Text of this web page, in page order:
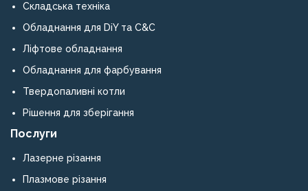
Складська техніка
Обладнання для DiY та C&C
Ліфтове обладнання
Обладнання для фарбування
Твердопаливні котли
Рішення для зберігання
Послуги
Лазерне різання
Плазмове різання